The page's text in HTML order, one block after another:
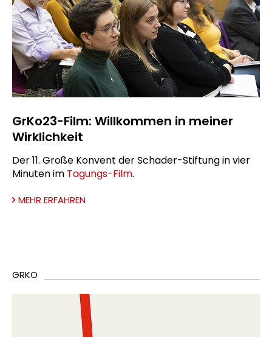
GrKo23-Film: Willkommen in meiner
Wirklichkeit
Der 11. Große Konvent der Schader-Stiftung in vier
Minuten im Tagungs-Film.
MEHR ERFAHREN
GRKO